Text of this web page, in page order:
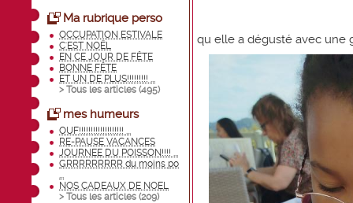
Ma rubrique perso
OCCUPATION ESTIVALE
C'EST NOËL
EN CE JOUR DE FÊTE
BONNE FÊTE
ET UN DE PLUS!!!!!!!!! ...
> Tous les articles (495)
mes humeurs
OUF!!!!!!!!!!!!!!!!!!! ...
RE-PAUSE VACANCES
JOURNEE DU POISSON!!!! ...
GRRRRRRRRR du moins po
...
NOS CADEAUX DE NOEL
> Tous les articles (209)
qu elle a dégusté avec une